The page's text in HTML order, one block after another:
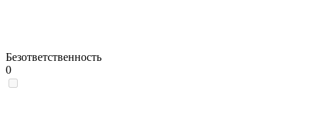
Безответственность
0